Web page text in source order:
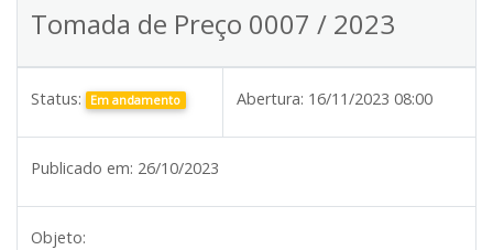
Tomada de Preço 0007 / 2023
Status: Em andamento Abertura: 16/11/2023 08:00
Publicado em: 26/10/2023
Objeto: